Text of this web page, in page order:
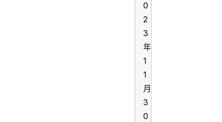
0
2
3
年
1
1
月
3
0